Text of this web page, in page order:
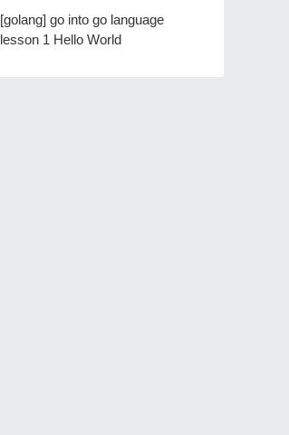
[golang] go into go language
lesson 1 Hello World